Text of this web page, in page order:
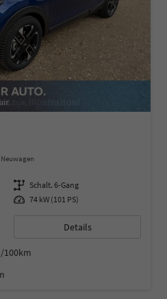
Neuwagen
Getriebe Schalt. 6-Gang
Leistung 74 kW (101 PS)
Details
100km